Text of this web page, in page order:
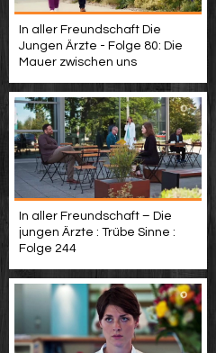
In aller Freundschaft Die
Jungen Ärzte - Folge 80: Die
Mauer zwischen uns
In aller Freundschaft – Die
jungen Ärzte : Trübe Sinne :
Folge 244